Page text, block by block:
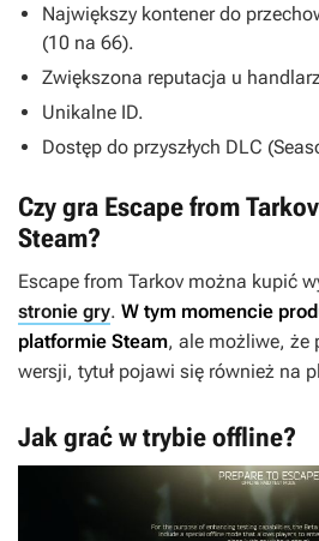
Największy kontener do
(10 na 66).
Zwiększona reputacja u
Unikalne ID.
Dostęp do przyszłych DLC
Czy gra Escape from
Steam?
Escape from Tarkov można kupić
stronie gry. W tym momencie
platformie Steam, ale możliwe, że
wersji, tytuł pojawi się również na
Jak grać w trybie offline?